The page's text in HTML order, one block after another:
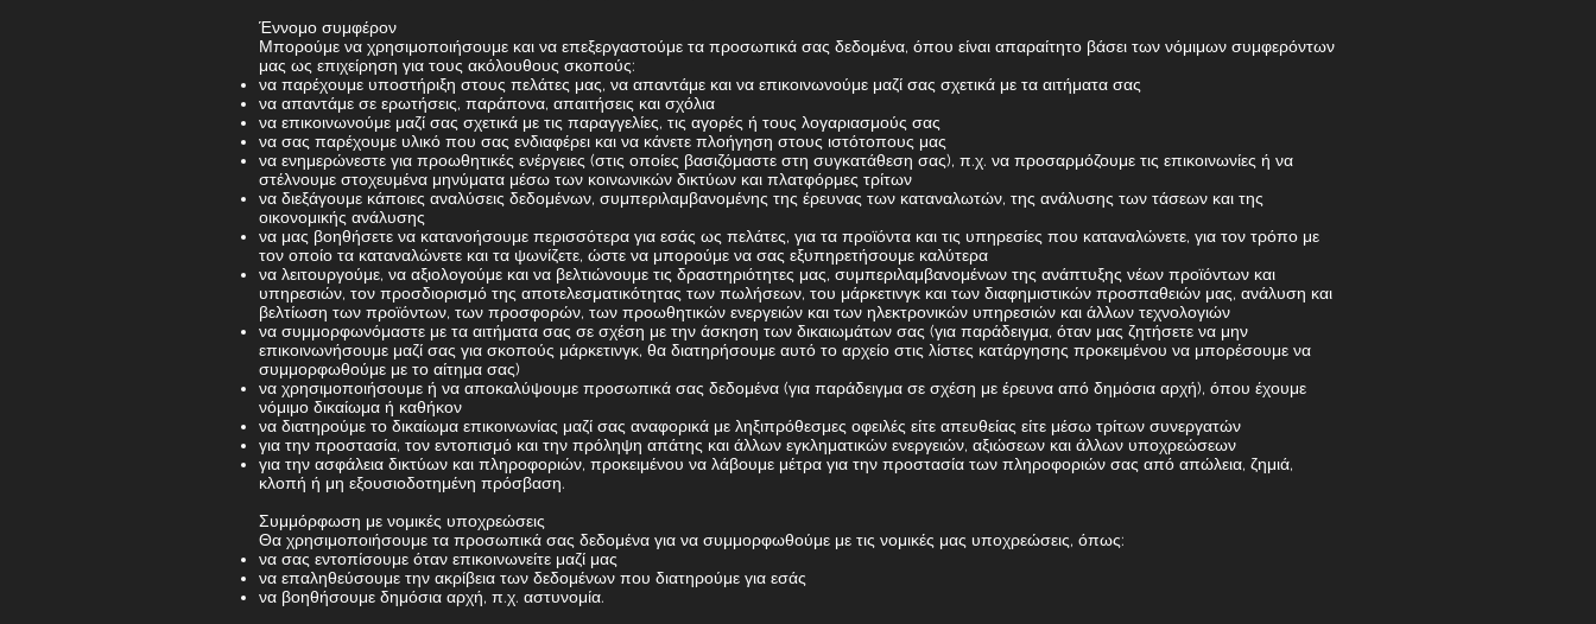
Έννομο συμφέρον
Μπορούμε να χρησιμοποιήσουμε και να επεξεργαστούμε τα προσωπικά σας δεδομένα, όπου είναι απαραίτητο βάσει των νόμιμων συμφερόντων
μας ως επιχείρηση για τους ακόλουθους σκοπούς:
να παρέχουμε υποστήριξη στους πελάτες μας, να απαντάμε και να επικοινωνούμε μαζί σας σχετικά με τα αιτήματα σας
να απαντάμε σε ερωτήσεις, παράπονα, απαιτήσεις και σχόλια
να επικοινωνούμε μαζί σας σχετικά με τις παραγγελίες, τις αγορές ή τους λογαριασμούς σας
να σας παρέχουμε υλικό που σας ενδιαφέρει και να κάνετε πλοήγηση στους ιστότοπους μας
να ενημερώνεστε για προωθητικές ενέργειες (στις οποίες βασιζόμαστε στη συγκατάθεση σας), π.χ. να προσαρμόζουμε τις επικοινωνίες ή να
στέλνουμε στοχευμένα μηνύματα μέσω των κοινωνικών δικτύων και πλατφόρμες τρίτων
να διεξάγουμε κάποιες αναλύσεις δεδομένων, συμπεριλαμβανομένης της έρευνας των καταναλωτών, της ανάλυσης των τάσεων και της
οικονομικής ανάλυσης
να μας βοηθήσετε να κατανοήσουμε περισσότερα για εσάς ως πελάτες, για τα προϊόντα και τις υπηρεσίες που καταναλώνετε, για τον τρόπο με
τον οποίο τα καταναλώνετε και τα ψωνίζετε, ώστε να μπορούμε να σας εξυπηρετήσουμε καλύτερα
να λειτουργούμε, να αξιολογούμε και να βελτιώνουμε τις δραστηριότητες μας, συμπεριλαμβανομένων της ανάπτυξης νέων προϊόντων και
υπηρεσιών, τον προσδιορισμό της αποτελεσματικότητας των πωλήσεων, του μάρκετινγκ και των διαφημιστικών προσπαθειών μας, ανάλυση και
βελτίωση των προϊόντων, των προσφορών, των προωθητικών ενεργειών και των ηλεκτρονικών υπηρεσιών και άλλων τεχνολογιών
να συμμορφωνόμαστε με τα αιτήματα σας σε σχέση με την άσκηση των δικαιωμάτων σας (για παράδειγμα, όταν μας ζητήσετε να μην
επικοινωνήσουμε μαζί σας για σκοπούς μάρκετινγκ, θα διατηρήσουμε αυτό το αρχείο στις λίστες κατάργησης προκειμένου να μπορέσουμε να
συμμορφωθούμε με το αίτημα σας)
να χρησιμοποιήσουμε ή να αποκαλύψουμε προσωπικά σας δεδομένα (για παράδειγμα σε σχέση με έρευνα από δημόσια αρχή), όπου έχουμε
νόμιμο δικαίωμα ή καθήκον
να διατηρούμε το δικαίωμα επικοινωνίας μαζί σας αναφορικά με ληξιπρόθεσμες οφειλές είτε απευθείας είτε μέσω τρίτων συνεργατών
για την προστασία, τον εντοπισμό και την πρόληψη απάτης και άλλων εγκληματικών ενεργειών, αξιώσεων και άλλων υποχρεώσεων
για την ασφάλεια δικτύων και πληροφοριών, προκειμένου να λάβουμε μέτρα για την προστασία των πληροφοριών σας από απώλεια, ζημιά,
κλοπή ή μη εξουσιοδοτημένη πρόσβαση.
Συμμόρφωση με νομικές υποχρεώσεις
Θα χρησιμοποιήσουμε τα προσωπικά σας δεδομένα για να συμμορφωθούμε με τις νομικές μας υποχρεώσεις, όπως:
να σας εντοπίσουμε όταν επικοινωνείτε μαζί μας
να επαληθεύσουμε την ακρίβεια των δεδομένων που διατηρούμε για εσάς
να βοηθήσουμε δημόσια αρχή, π.χ. αστυνομία.